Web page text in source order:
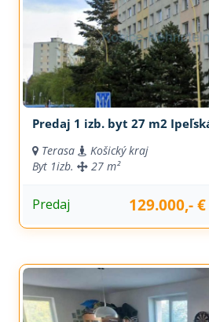
Predaj 1 izb. byt 27 m2
Terasa
Košický kraj
Byt 1izb. 27 m²
Predaj 129.000,- €